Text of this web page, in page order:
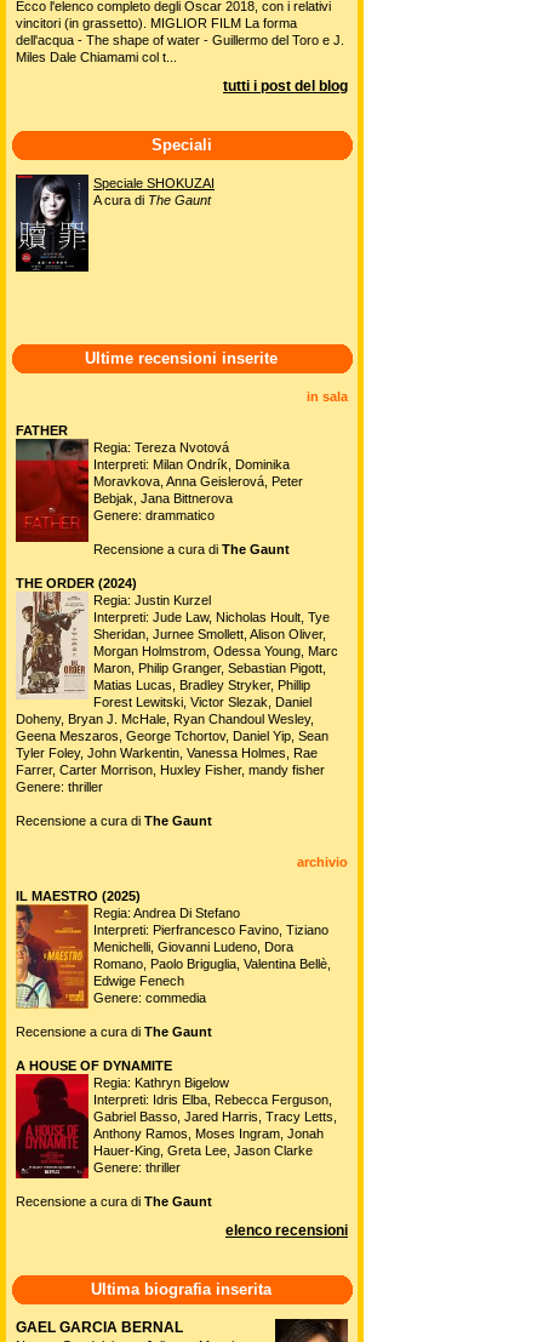
Ecco l'elenco completo degli Oscar 2018, con i relativi
vincitori (in grassetto). MIGLIOR FILM La forma
dell'acqua - The shape of water - Guillermo del Toro e J.
Miles Dale Chiamami col t...
tutti i post del blog
Speciali
Speciale SHOKUZAI
A cura di The Gaunt
Ultime recensioni inserite
in sala
FATHER
Regia: Tereza Nvotová
Interpreti: Milan Ondrík, Dominika
Moravkova, Anna Geislerová, Peter
Bebjak, Jana Bittnerova
Genere: drammatico
Recensione a cura di The Gaunt
THE ORDER (2024)
Regia: Justin Kurzel
Interpreti: Jude Law, Nicholas Hoult, Tye
Sheridan, Jurnee Smollett, Alison Oliver,
Morgan Holmstrom, Odessa Young, Marc
Maron, Philip Granger, Sebastian Pigott,
Matias Lucas, Bradley Stryker, Phillip
Forest Lewitski, Victor Slezak, Daniel
Doheny, Bryan J. McHale, Ryan Chandoul Wesley,
Geena Meszaros, George Tchortov, Daniel Yip, Sean
Tyler Foley, John Warkentin, Vanessa Holmes, Rae
Farrer, Carter Morrison, Huxley Fisher, mandy fisher
Genere: thriller
Recensione a cura di The Gaunt
archivio
IL MAESTRO (2025)
Regia: Andrea Di Stefano
Interpreti: Pierfrancesco Favino, Tiziano
Menichelli, Giovanni Ludeno, Dora
Romano, Paolo Briguglia, Valentina Bellè,
Edwige Fenech
Genere: commedia
Recensione a cura di The Gaunt
A HOUSE OF DYNAMITE
Regia: Kathryn Bigelow
Interpreti: Idris Elba, Rebecca Ferguson,
Gabriel Basso, Jared Harris, Tracy Letts,
Anthony Ramos, Moses Ingram, Jonah
Hauer-King, Greta Lee, Jason Clarke
Genere: thriller
Recensione a cura di The Gaunt
elenco recensioni
Ultima biografia inserita
GAEL GARCIA BERNAL